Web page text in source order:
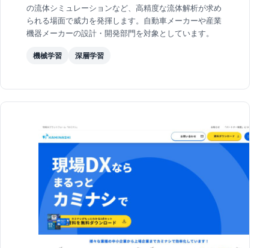
の流体シミュレーションなど、高精度な流体解析が求め
られる場面で威力を発揮します。自動車メーカーや産業
機器メーカーの設計・開発部門を対象としています。
機械学習 深層学習